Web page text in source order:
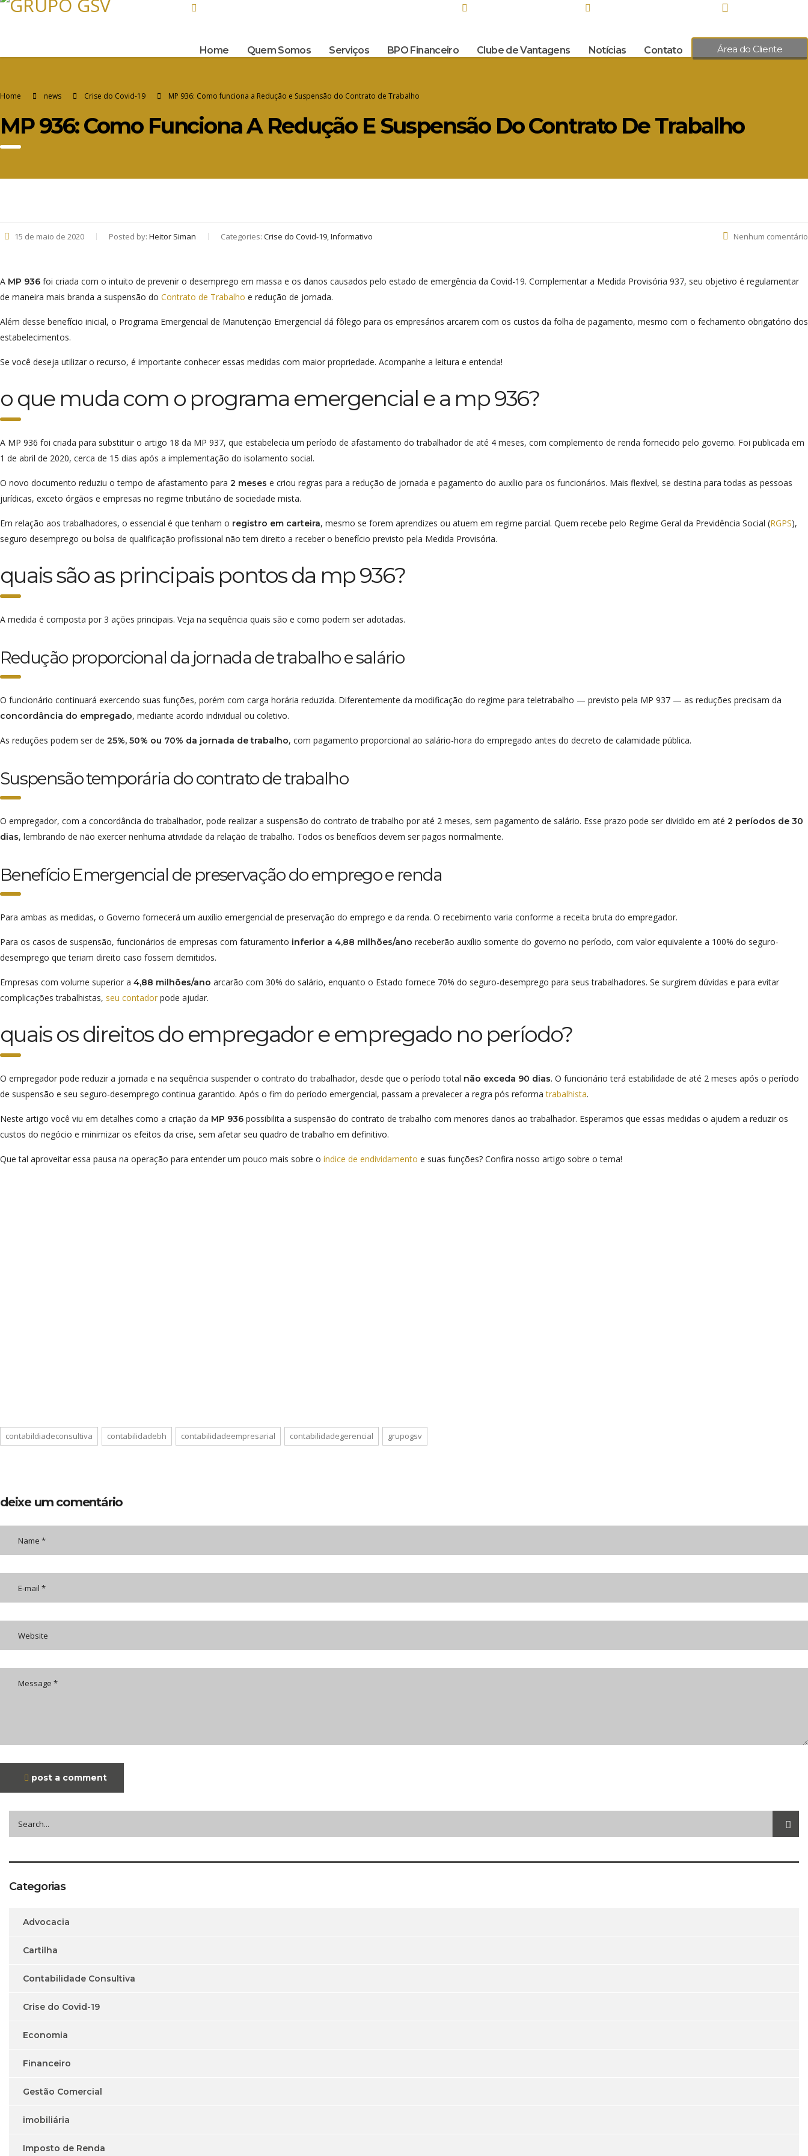
Home Quem Somos Serviços BPO Financeiro Clube de Vantagens Notícias Contato Área do Cliente
Home news Crise do Covid-19 MP 936: Como funciona a Redução e Suspensão do Contrato de Trabalho
MP 936: Como Funciona A Redução E Suspensão Do Contrato De Trabalho
15 de maio de 2020 Posted by: Heitor Siman Categories: Crise do Covid-19, Informativo Nenhum comentário
A MP 936 foi criada com o intuito de prevenir o desemprego em massa e os danos causados pelo estado de emergência da Covid-19. Complementar a Medida Provisória 937, seu objetivo é regulamentar
de maneira mais branda a suspensão do Contrato de Trabalho e redução de jornada.
Além desse benefício inicial, o Programa Emergencial de Manutenção Emergencial dá fôlego para os empresários arcarem com os custos da folha de pagamento, mesmo com o fechamento obrigatório dos
estabelecimentos.
Se você deseja utilizar o recurso, é importante conhecer essas medidas com maior propriedade. Acompanhe a leitura e entenda!
o que muda com o programa emergencial e a mp 936?
A MP 936 foi criada para substituir o artigo 18 da MP 937, que estabelecia um período de afastamento do trabalhador de até 4 meses, com complemento de renda fornecido pelo governo. Foi publicada em
1 de abril de 2020, cerca de 15 dias após a implementação do isolamento social.
O novo documento reduziu o tempo de afastamento para 2 meses e criou regras para a redução de jornada e pagamento do auxílio para os funcionários. Mais flexível, se destina para todas as pessoas
jurídicas, exceto órgãos e empresas no regime tributário de sociedade mista.
Em relação aos trabalhadores, o essencial é que tenham o registro em carteira, mesmo se forem aprendizes ou atuem em regime parcial. Quem recebe pelo Regime Geral da Previdência Social (RGPS),
seguro desemprego ou bolsa de qualificação profissional não tem direito a receber o benefício previsto pela Medida Provisória.
quais são as principais pontos da mp 936?
A medida é composta por 3 ações principais. Veja na sequência quais são e como podem ser adotadas.
Redução proporcional da jornada de trabalho e salário
O funcionário continuará exercendo suas funções, porém com carga horária reduzida. Diferentemente da modificação do regime para teletrabalho — previsto pela MP 937 — as reduções precisam da
concordância do empregado, mediante acordo individual ou coletivo.
As reduções podem ser de 25%, 50% ou 70% da jornada de trabalho, com pagamento proporcional ao salário-hora do empregado antes do decreto de calamidade pública.
Suspensão temporária do contrato de trabalho
O empregador, com a concordância do trabalhador, pode realizar a suspensão do contrato de trabalho por até 2 meses, sem pagamento de salário. Esse prazo pode ser dividido em até 2 períodos de 30
dias, lembrando de não exercer nenhuma atividade da relação de trabalho. Todos os benefícios devem ser pagos normalmente.
Benefício Emergencial de preservação do emprego e renda
Para ambas as medidas, o Governo fornecerá um auxílio emergencial de preservação do emprego e da renda. O recebimento varia conforme a receita bruta do empregador.
Para os casos de suspensão, funcionários de empresas com faturamento inferior a 4,88 milhões/ano receberão auxílio somente do governo no período, com valor equivalente a 100% do seguro-
desemprego que teriam direito caso fossem demitidos.
Empresas com volume superior a 4,88 milhões/ano arcarão com 30% do salário, enquanto o Estado fornece 70% do seguro-desemprego para seus trabalhadores. Se surgirem dúvidas e para evitar
complicações trabalhistas, seu contador pode ajudar.
quais os direitos do empregador e empregado no período?
O empregador pode reduzir a jornada e na sequência suspender o contrato do trabalhador, desde que o período total não exceda 90 dias. O funcionário terá estabilidade de até 2 meses após o período
de suspensão e seu seguro-desemprego continua garantido. Após o fim do período emergencial, passam a prevalecer a regra pós reforma trabalhista.
Neste artigo você viu em detalhes como a criação da MP 936 possibilita a suspensão do contrato de trabalho com menores danos ao trabalhador. Esperamos que essas medidas o ajudem a reduzir os
custos do negócio e minimizar os efeitos da crise, sem afetar seu quadro de trabalho em definitivo.
Que tal aproveitar essa pausa na operação para entender um pouco mais sobre o índice de endividamento e suas funções? Confira nosso artigo sobre o tema!
contabildiadeconsultiva contabilidadebh contabilidadeempresarial contabilidadegerencial grupogsv
deixe um comentário
post a comment
Categorias
Advocacia
Cartilha
Contabilidade Consultiva
Crise do Covid-19
Economia
Financeiro
Gestão Comercial
imobiliária
Imposto de Renda